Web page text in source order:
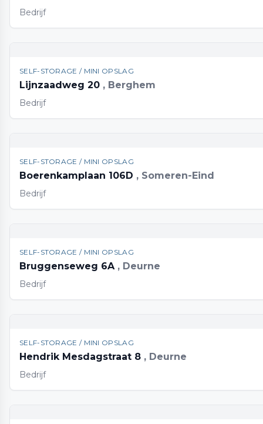
Bedrijf
SELF-STORAGE / MINI OPSLAG
Lijnzaadweg 20 , Berghem
Bedrijf
SELF-STORAGE / MINI OPSLAG
Boerenkamplaan 106D , Someren-Eind
Bedrijf
SELF-STORAGE / MINI OPSLAG
Bruggenseweg 6A , Deurne
Bedrijf
SELF-STORAGE / MINI OPSLAG
Hendrik Mesdagstraat 8 , Deurne
Bedrijf